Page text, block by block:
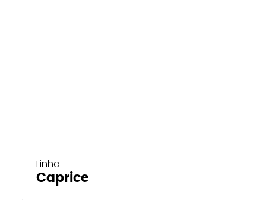
Linha
Caprice